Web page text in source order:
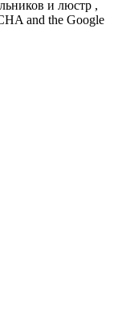
и люстр ,
and the Google